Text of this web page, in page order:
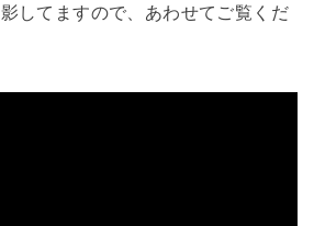
してますので、あわせてご覧くだ